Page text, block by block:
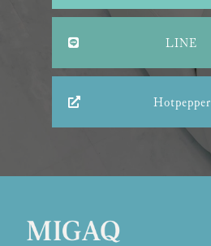
LINE
Hotpepper